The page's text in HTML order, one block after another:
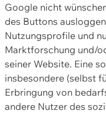
Google nicht
des Buttons
Nutzungsprofile und
Marktforschung und/
seiner Website. Eine
insbesondere (selbst
Erbringung von
andere Nutzer des